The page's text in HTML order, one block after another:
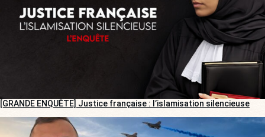
[GRANDE ENQUÊTE] Justice française : l’islamisation silencieuse